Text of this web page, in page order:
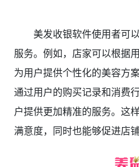
美发收银软件使用者可
服务。例如，店家可以根据
为用户提供个性化的美容方
通过用户的购买记录和消费
户提供更加精准的服务。这
满意度，同时也能够促进店